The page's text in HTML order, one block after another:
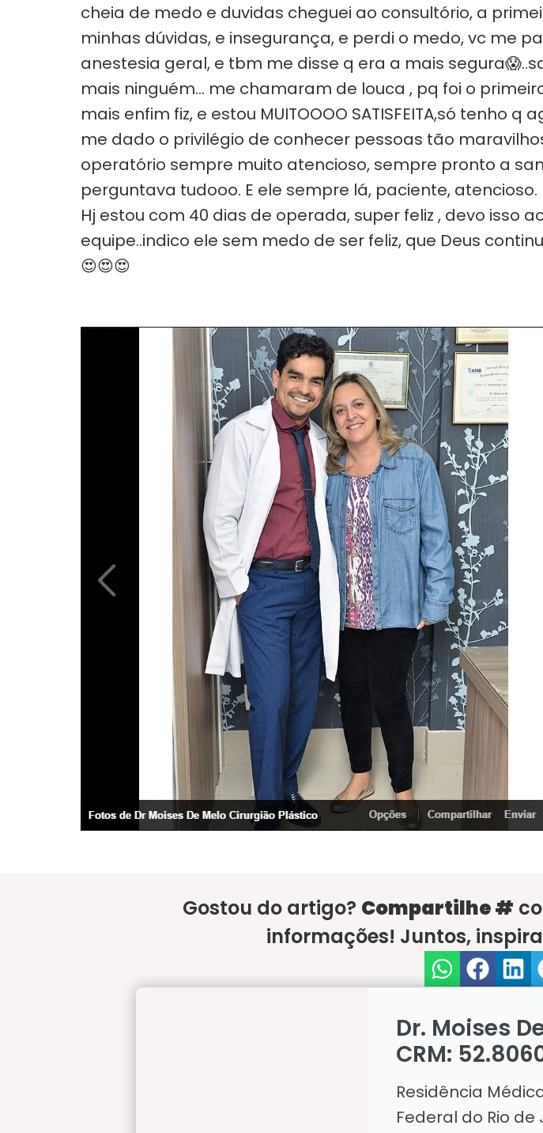
cheia de medo e duvidas cheguei ao consultório, a
minhas dúvidas, e insegurança, e perdi o medo, vc me
anestesia geral, e tbm me disse q era a mais
mais ninguém… me chamaram de louca , pq foi o
mais enfim fiz, e estou MUITOOOO SATISFEITA,só tenho
me dado o privilégio de conhecer pessoas tão
operatório sempre muito atencioso, sempre pronto a
perguntava tudooo. E ele sempre lá, paciente, atencioso.
Hj estou com 40 dias de operada, super feliz , devo isso
equipe..indico ele sem medo de ser feliz, que Deus
😍😍😍
Gostou do artigo? Compartilhe #
informações! Juntos,
Dr. Moises
CRM:
Residência
Federal do Rio de